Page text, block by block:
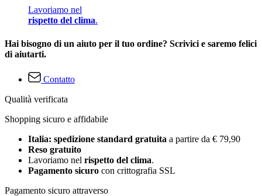
Lavoriamo nel
rispetto del clima.
Hai bisogno di un aiuto per il tuo ordine? Scrivici e saremo felici
di aiutarti.
Contatto
Qualità verificata
Shopping sicuro e affidabile
Italia: spedizione standard gratuita a partire da € 79,90
Reso gratuito
Lavoriamo nel rispetto del clima.
Pagamento sicuro con crittografia SSL
Pagamento sicuro attraverso